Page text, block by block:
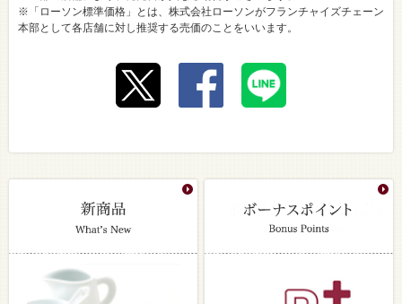
※「ローソン標準価格」とは、株式会社ローソンがフランチャイズチェーン
本部として各店舗に対し推奨する売価のことをいいます。